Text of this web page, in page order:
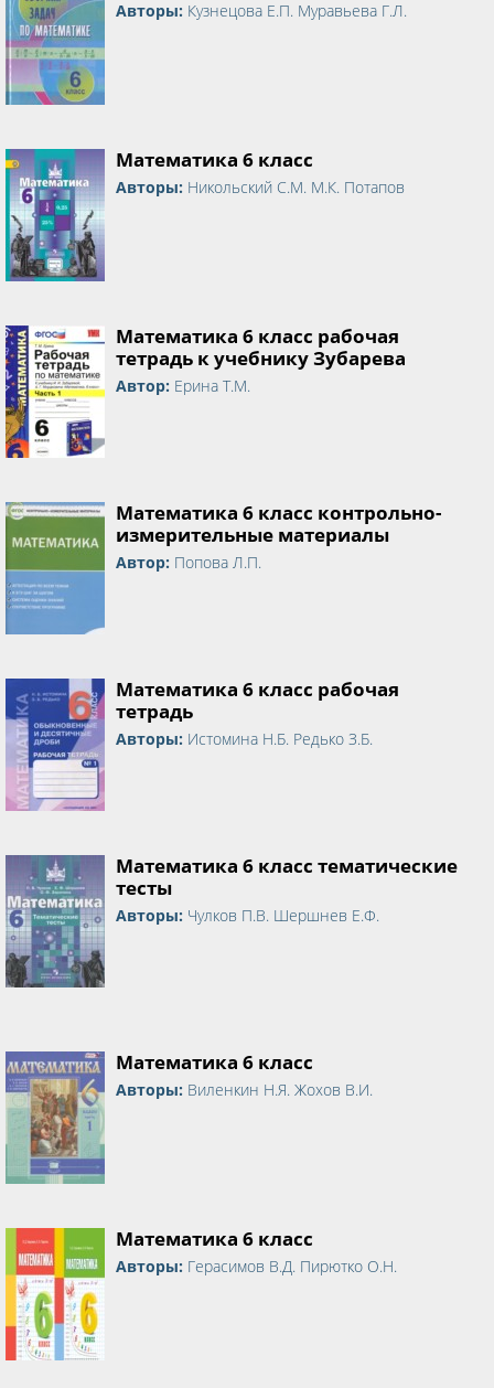
Авторы: Кузнецова Е.П. Муравьева Г.Л.
Математика 6 класс
Авторы: Никольский С.М. М.К. Потапов
Математика 6 класс рабочая
тетрадь к учебнику Зубарева
Автор: Ерина Т.М.
Математика 6 класс контрольно-
измерительные материалы
Автор: Попова Л.П.
Математика 6 класс рабочая
тетрадь
Авторы: Истомина Н.Б. Редько З.Б.
Математика 6 класс тематические
тесты
Авторы: Чулков П.В. Шершнев Е.Ф.
Математика 6 класс
Авторы: Виленкин Н.Я. Жохов В.И.
Математика 6 класс
Авторы: Герасимов В.Д. Пирютко О.Н.